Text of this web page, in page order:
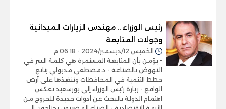
رئيس الوزراء .. مهندس الزيارات الميدانية
وجولات المتابعة
الخميس 12/ديسمبر/2024 - 06:18 م
- يؤمن بأن المتابعة المستمرة هي كلمة السر في
النهوض بالصناعة - د.مصطفى مدبولي يتابع
خطط التنمية في المحافظات وتنفيذها على أرض
الواقع - زيارة رئيس الوزراء إلى بورسعيد تعكس
اهتمام الدولة بالبحث عن أدوات جديدة للخروج من